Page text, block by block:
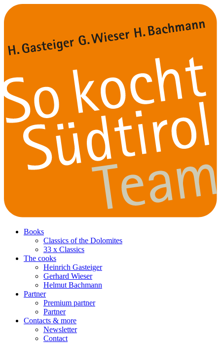
Books
Classics of the Dolomites
33 x Classics
The cooks
Heinrich Gasteiger
Gerhard Wieser
Helmut Bachmann
Partner
Premium partner
Partner
Contacts & more
Newsletter
Contact